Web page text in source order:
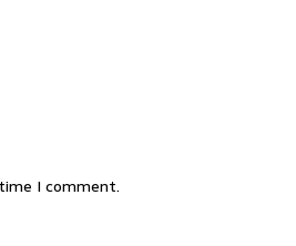
I comment.